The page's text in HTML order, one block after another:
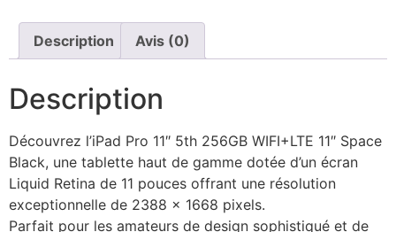
Description Avis (0)
Description
Découvrez l’iPad Pro 11″ 5th 256GB WIFI+LTE 11″ Space
Black, une tablette haut de gamme dotée d’un écran
Liquid Retina de 11 pouces offrant une résolution
exceptionnelle de 2388 x 1668 pixels.
Parfait pour les amateurs de design sophistiqué et de